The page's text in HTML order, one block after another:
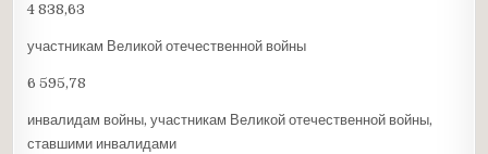
4 838,63
участникам Великой отечественной войны
6 595,78
инвалидам войны, участникам Великой отечественной войны,
ставшими инвалидами